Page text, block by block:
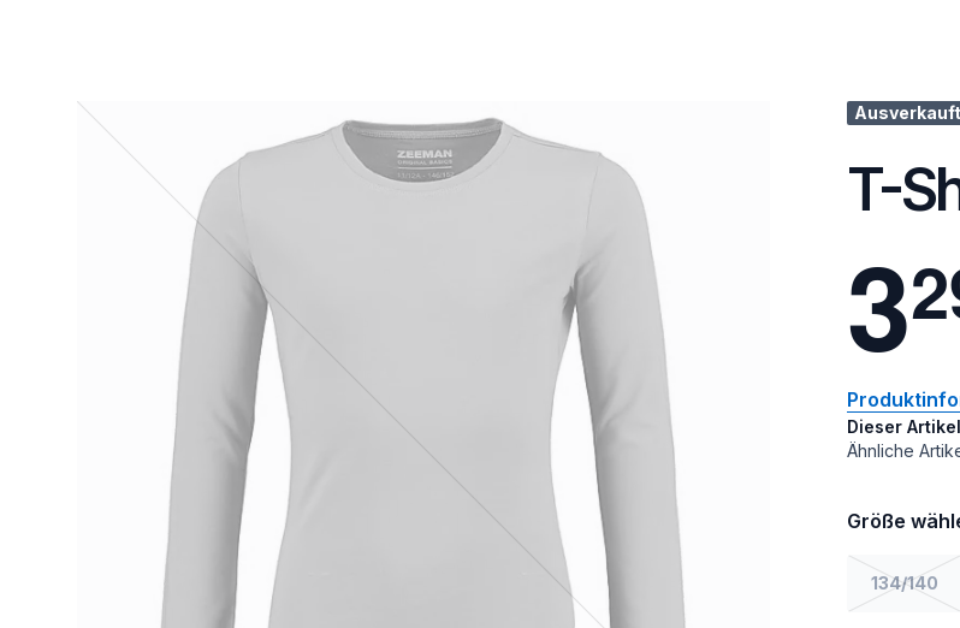
Ausverkauft
T-
32
Dieser
Ähnliche
Größe
134/140